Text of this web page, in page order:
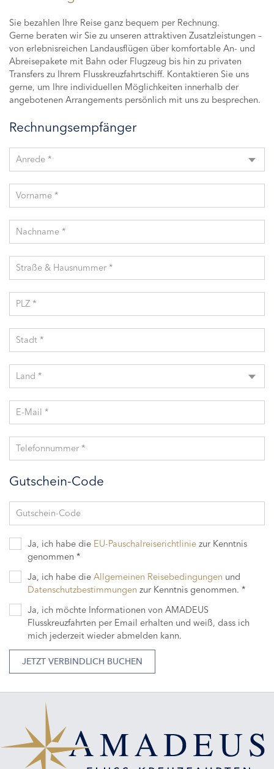
Sie bezahlen Ihre Reise ganz bequem per Rechnung.
Gerne beraten wir Sie zu unseren attraktiven Zusatzleistungen –
von erlebnisreichen Landausflügen über komfortable An- und
Abreisepakete mit Bahn oder Flugzeug bis hin zu privaten
Transfers zu Ihrem Flusskreuzfahrtschiff. Kontaktieren Sie uns
gerne, um Ihre individuellen Möglichkeiten innerhalb der
angebotenen Arrangements persönlich mit uns zu besprechen.
Rechnungsempfänger
Anrede *
Vorname *
Nachname *
Straße & Hausnummer *
PLZ *
Stadt *
Land *
E-Mail *
Telefonnummer *
Gutschein-Code
Gutschein-Code
Ja, ich habe die EU-Pauschalreiserichtlinie zur Kenntnis
genommen *
Ja, ich habe die Allgemeinen Reisebedingungen und
Datenschutzbestimmungen zur Kenntnis genommen. *
Ja, ich möchte Informationen von AMADEUS
Flusskreuzfahrten per Email erhalten und weiß, dass ich
mich jederzeit wieder abmelden kann.
JETZT VERBINDLICH BUCHEN